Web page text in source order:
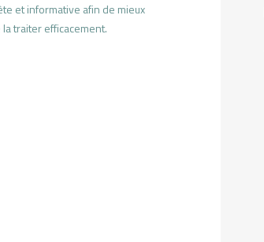
et informative afin de mieux
traiter efficacement.